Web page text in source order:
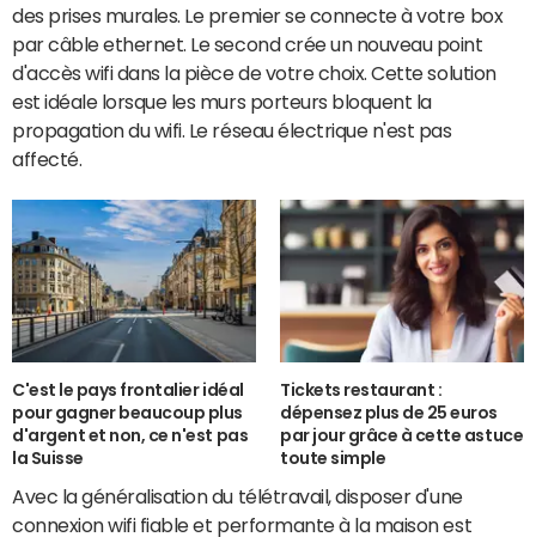
des prises murales. Le premier se connecte à votre box
par câble ethernet. Le second crée un nouveau point
d'accès wifi dans la pièce de votre choix. Cette solution
est idéale lorsque les murs porteurs bloquent la
propagation du wifi. Le réseau électrique n'est pas
affecté.
C'est le pays frontalier idéal
pour gagner beaucoup plus
d'argent et non, ce n'est pas
la Suisse
Tickets restaurant :
dépensez plus de 25 euros
par jour grâce à cette astuce
toute simple
Avec la généralisation du télétravail, disposer d'une
connexion wifi fiable et performante à la maison est